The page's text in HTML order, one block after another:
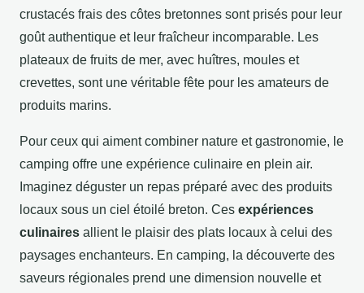
crustacés frais des côtes bretonnes sont prisés pour leur
goût authentique et leur fraîcheur incomparable. Les
plateaux de fruits de mer, avec huîtres, moules et
crevettes, sont une véritable fête pour les amateurs de
produits marins.
Pour ceux qui aiment combiner nature et gastronomie, le
camping offre une expérience culinaire en plein air.
Imaginez déguster un repas préparé avec des produits
locaux sous un ciel étoilé breton. Ces expériences
culinaires allient le plaisir des plats locaux à celui des
paysages enchanteurs. En camping, la découverte des
saveurs régionales prend une dimension nouvelle et